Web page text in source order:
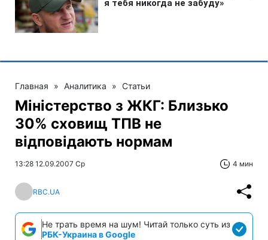
Главная » Аналитика » Статьи
Міністерство з ЖКГ: Близько
30% сховищ ТПВ не
відповідають нормам
13:28 12.09.2007 Ср 4 мин
RBC.UA
Не трать время на шум! Читай только суть из
РБК-Украина в Google